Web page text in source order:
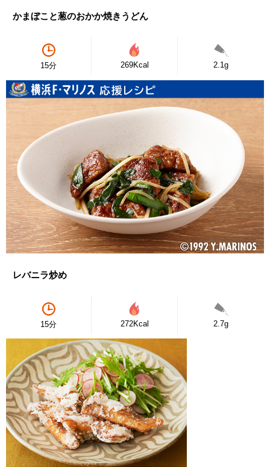
かまぼこと葱のおかか焼きうどん
15分 269Kcal 2.1g
レバニラ炒め
15分 272Kcal 2.7g